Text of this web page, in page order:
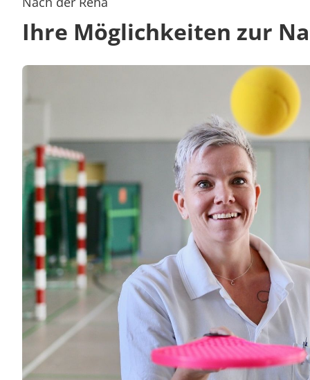
Ihre Möglichkeiten zur